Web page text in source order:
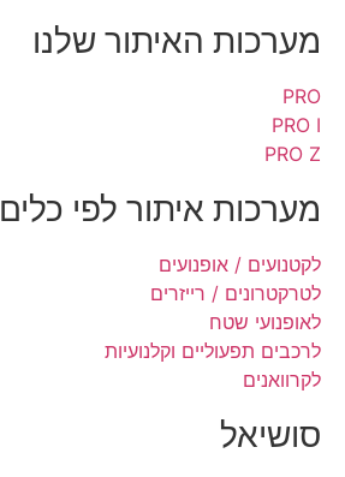
מערכות האיתור שלנו
PRO
PRO I
PRO Z
מערכות איתור לפי כלים
לקטנועים / אופנועים
לטרקטרונים / רייזרים
לאופנועי שטח
לרכבים תפעוליים וקלנועיות
לקרוואנים
סושיאל